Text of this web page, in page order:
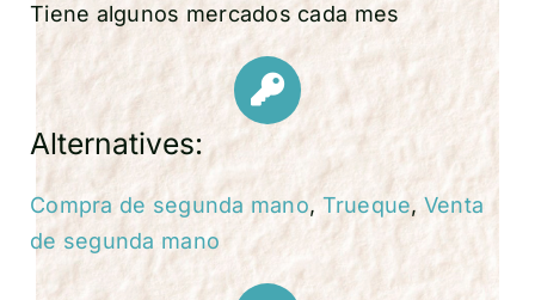
Tiene algunos mercados cada mes
Alternatives:
Compra de segunda mano, Trueque, Venta
de segunda mano